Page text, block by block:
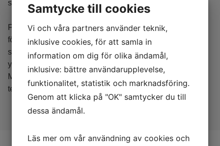
stora och små detaljer.
För etsmärkning behövs en styrenhet och
förbrukningsmaterial så som elektrolytvätska, filt och
stencil. Under etsningsprocessen färgas/oxideras
ytstrukturen snabbt vilket ger en bestående märkning.
Märkning går att göra ytlig om man t.ex. vill ha en mer
temporär märkning.
Samtycke till cookies
Vi och våra partners använder teknik,
inklusive cookies, för att samla in
information om dig för olika ändamål,
inklusive: bättre användarupplevelse,
funktionalitet, statistik och marknadsföring.
Genom att klicka på "OK" samtycker du till
dessa ändamål.
Läs mer om vår användning av cookies och